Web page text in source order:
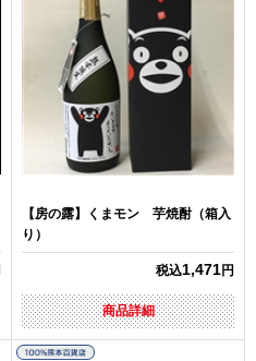
【房の露】くまモン 芋焼酎（箱入
り）
税込1,471円
商品詳細